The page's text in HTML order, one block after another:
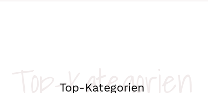
Top-Kategorien
Top-Kategorien